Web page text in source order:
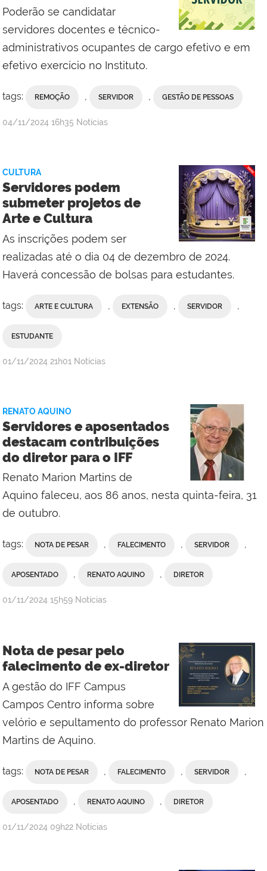
Poderão se candidatar
servidores docentes e técnico-
administrativos ocupantes de cargo efetivo e em
efetivo exercício no Instituto.
tags: REMOÇÃO , SERVIDOR , GESTÃO DE PESSOAS
por
Reitoria
publicado
04/11/2024 16h35 Notícias
CULTURA
Servidores podem
submeter projetos de
Arte e Cultura
As inscrições podem ser
realizadas até o dia 04 de dezembro de 2024.
Haverá concessão de bolsas para estudantes.
tags: ARTE E CULTURA EXTENSÃO SERVIDOR
ESTUDANTE
por
Reitoria
publicado
01/11/2024 21h01 Notícias
RENATO AQUINO
Servidores e aposentados
destacam contribuições
do diretor para o IFF
Renato Marion Martins de
Aquino faleceu, aos 86 anos, nesta quinta-feira, 31
de outubro.
tags: NOTA DE PESAR , FALECIMENTO , SERVIDOR ,
APOSENTADO , RENATO AQUINO , DIRETOR
por
Comunicação
Social
do
Campus
Campos
Centro
publicado
01/11/2024 15h59 Notícias
Nota de pesar pelo
falecimento de ex-diretor
A gestão do IFF Campus
Campos Centro informa sobre
velório e sepultamento do professor Renato Marion
Martins de Aquino.
tags: NOTA DE PESAR FALECIMENTO SERVIDOR
APOSENTADO RENATO AQUINO DIRETOR
por
publicado
01/11/2024 09h22 Notícias